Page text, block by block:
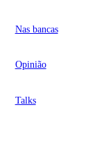
Nas bancas
Opinião
Talks